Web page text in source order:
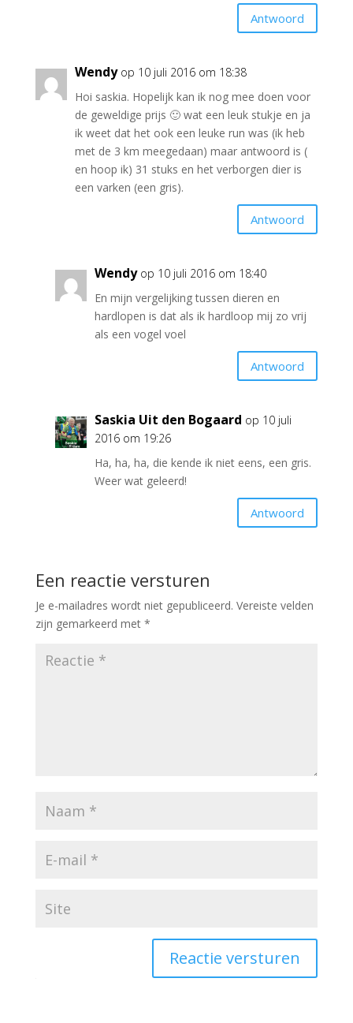
Antwoord
Wendy op 10 juli 2016 om 18:38
Hoi saskia. Hopelijk kan ik nog mee doen voor
de geweldige prijs 🙂 wat een leuk stukje en ja
ik weet dat het ook een leuke run was (ik heb
met de 3 km meegedaan) maar antwoord is (
en hoop ik) 31 stuks en het verborgen dier is
een varken (een gris).
Antwoord
Wendy op 10 juli 2016 om 18:40
En mijn vergelijking tussen dieren en
hardlopen is dat als ik hardloop mij zo vrij
als een vogel voel
Antwoord
Saskia Uit den Bogaard op 10 juli
2016 om 19:26
Ha, ha, ha, die kende ik niet eens, een gris.
Weer wat geleerd!
Antwoord
Een reactie versturen
Je e-mailadres wordt niet gepubliceerd. Vereiste velden
zijn gemarkeerd met *
Reactie versturen